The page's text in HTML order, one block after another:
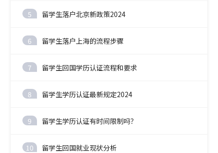
5 留学生落户北京新政策2024
6 留学生落户上海的流程步骤
7 留学生回国学历认证流程和要求
8 留学生学历认证最新规定2024
9 留学生学历认证有时间限制吗？
10 留学生回国就业现状分析